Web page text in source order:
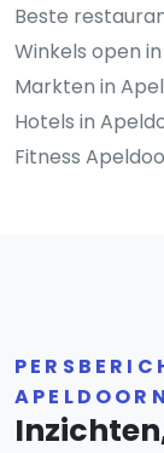
Beste
Winkels open
Markten in
Hotels in
Fitness
APELDOORN